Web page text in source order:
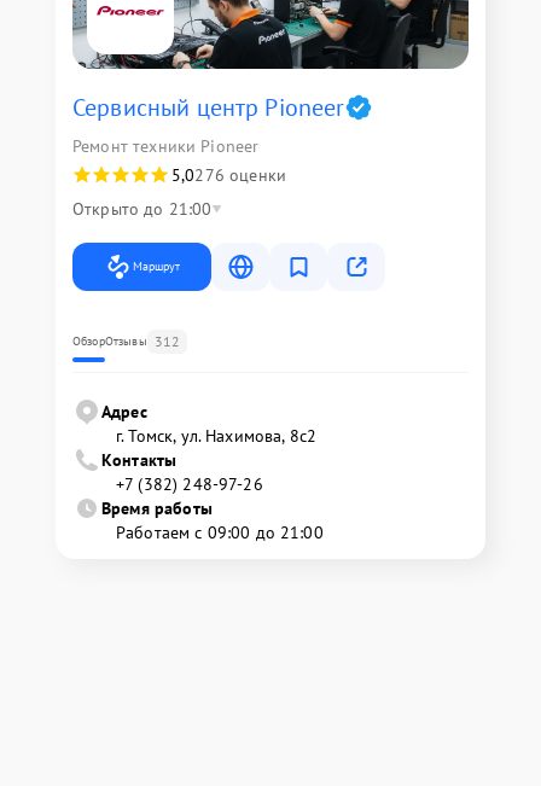
Сервисный центр Pioneer
Ремонт техники Pioneer
5,0276 оценки
Открыто до 21:00
Маршрут
ОбзорОтзывы 312
Адрес
г. Томск, ул. Нахимова, 8с2
Контакты
+7 (382) 248-97-26
Время работы
Работаем с 09:00 до 21:00